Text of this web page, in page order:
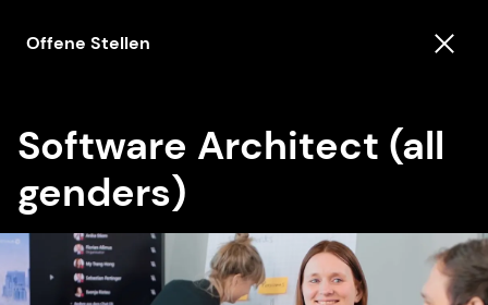
Offene Stellen
Software Architect (all
genders)